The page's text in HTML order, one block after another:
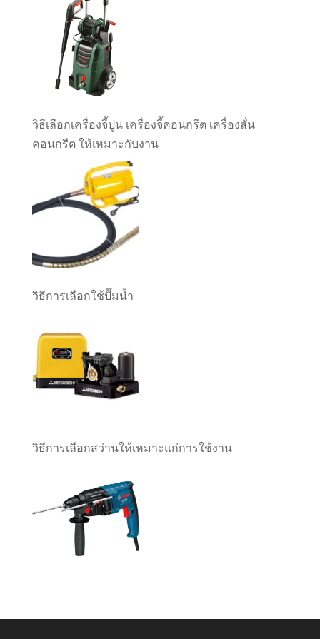
วิธีเลือกเครื่องจี้ปูน เครื่องจี้คอนกรีต เครื่องสั่น
คอนกรีต ให้เหมาะกับงาน
วิธีการเลือกใช้ปั๊มน้ำ
วิธีการเลือกสว่านให้เหมาะแก่การใช้งาน